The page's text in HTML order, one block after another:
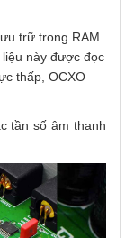
trữ trong RAM
này được đọc
thấp, OCXO
tần số âm thanh